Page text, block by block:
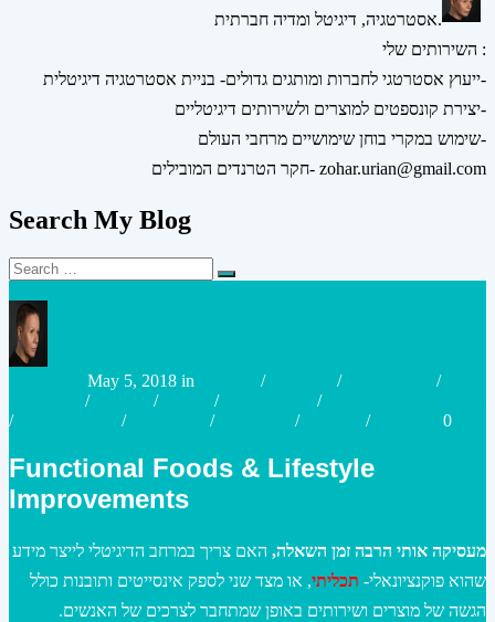
אסטרטגיה, דיגיטל ומדיה חברתית.
השירותים שלי :
ייעוץ אסטרטגי לחברות ומותגים גדולים- בניית אסטרטגיה דיגיטלית-
יצירת קונספטים למוצרים ולשירותים דיגיטליים-
שימוש במקרי בוחן שימושיים מרחבי העולם-
חקר הטרנדים המובילים- zohar.urian@gmail.com
Search My Blog
Search
for:
Search
May 5, 2018 in / /
/
/ / / /
/
/ / / / 0
Functional Foods & Lifestyle
Improvements
מעסיקה אותי הרבה זמן השאלה, האם צריך במרחב הדיגיטלי לייצר מידע
שהוא פוקנציונאלי- תכליתי, או מצד שני לספק אינסייטים ותובנות כולל
הגשה של מוצרים ושירותים באופן שמתחבר לצרכים של האנשים.